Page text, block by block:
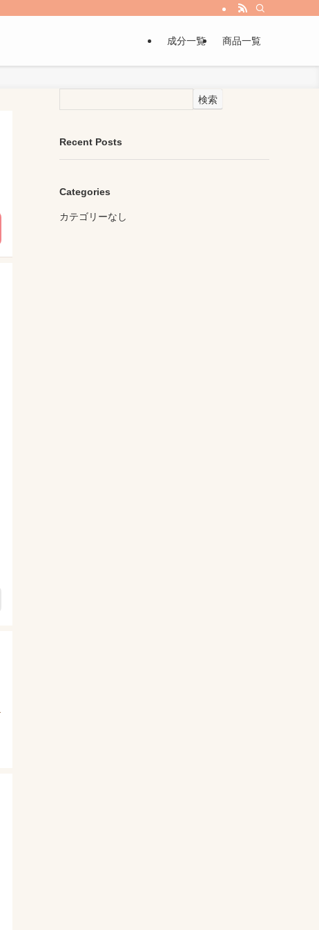
成分一覧 商品一覧
検索
Recent Posts
Categories
カテゴリーなし